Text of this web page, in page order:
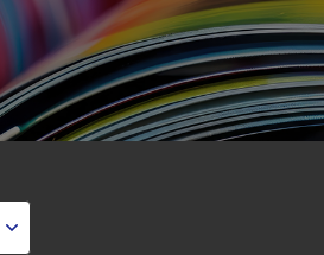
脅威アクターが AI モデルの破壊を目
6月
ガイド
を超える Sysdig Secure によるセキ
Platform）とは？クラウドワークロード